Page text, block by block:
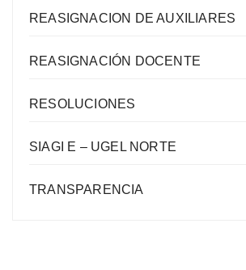
REASIGNACION DE AUXILIARES
REASIGNACIÓN DOCENTE
RESOLUCIONES
SIAGI E – UGEL NORTE
TRANSPARENCIA